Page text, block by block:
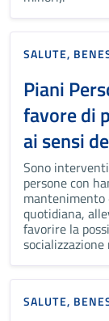
SALUTE,
Piani
favore di
ai sensi
Sono
persone con
mantenimento
quotidiana,
favorire la
SALUTE,